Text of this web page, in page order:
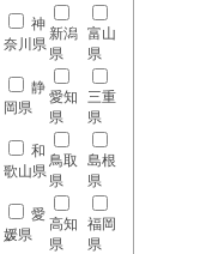
神
奈川県
新潟
県
富山
県
静
岡県
愛知
県
三重
県
和
歌山県
鳥取
県
島根
県
愛
媛県
高知
県
福岡
県